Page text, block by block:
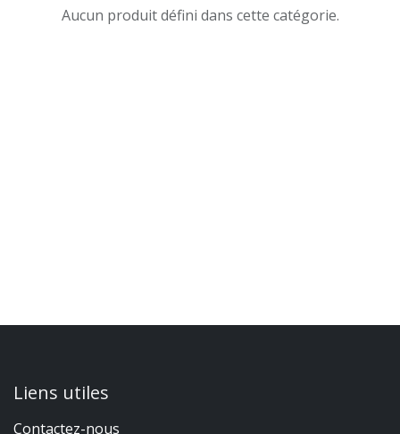
Aucun produit défini dans cette catégorie.
Liens utiles
Contactez-nous